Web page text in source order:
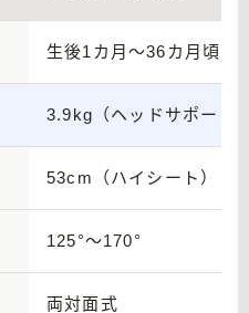
生後1カ月〜36カ月頃（
3.9kg（ヘッドサポート
53cm（ハイシート）
125°〜170°
両対面式